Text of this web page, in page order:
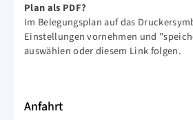
Plan als PDF?
Im Belegungsplan auf das
Einstellungen vornehmen und
auswählen oder diesem Linkfolgen.
Anfahrt